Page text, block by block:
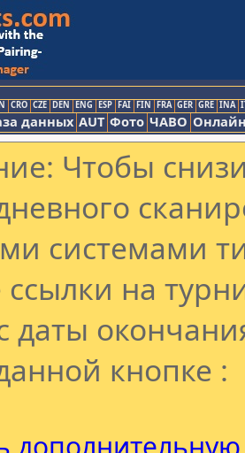
CRO CZE DEN ENG ESP FAI FIN FRA GER GRE INA
данных AUT Фото ЧАВО
Чтобы
системами
ссылки на
даты
кнопке :